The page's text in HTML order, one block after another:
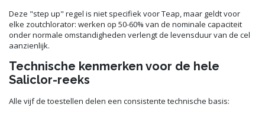
Deze "step up" regel is niet specifiek voor Teap, maar geldt voor
elke zoutchlorator: werken op 50-60% van de nominale capaciteit
onder normale omstandigheden verlengt de levensduur van de cel
aanzienlijk.
Technische kenmerken voor de hele
Saliclor-reeks
Alle vijf de toestellen delen een consistente technische basis: